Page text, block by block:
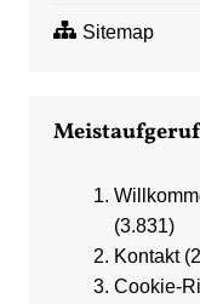
Sitemap
(3.831)
Kontakt
Cookie-